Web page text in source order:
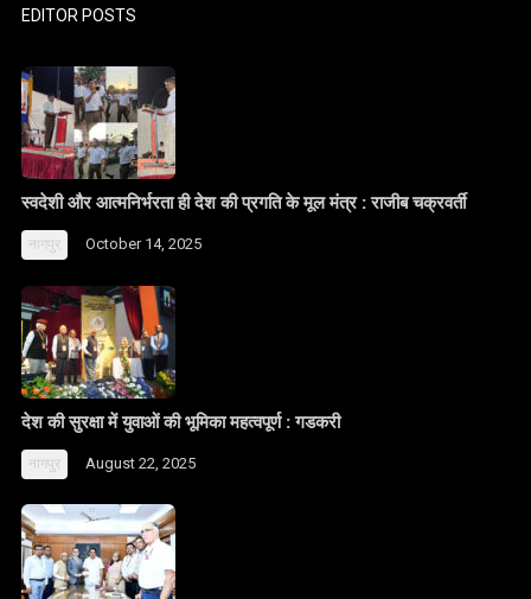
EDITOR POSTS
स्वदेशी और आत्मनिर्भरता ही देश की प्रगति के मूल मंत्र : राजीब चक्रवर्ती
नागपुर October 14, 2025
देश की सुरक्षा में युवाओं की भूमिका महत्वपूर्ण : गडकरी
नागपुर August 22, 2025